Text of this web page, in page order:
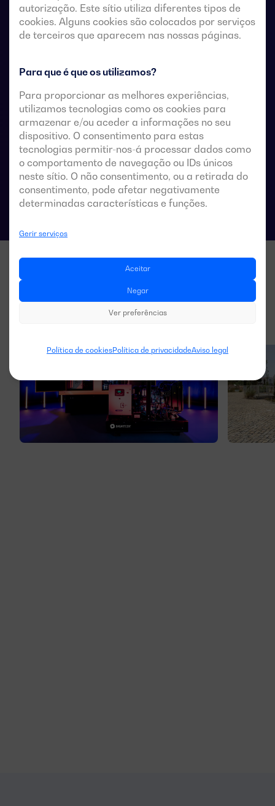
autorização. Este sítio utiliza diferentes tipos de
cookies. Alguns cookies são colocados por serviços
de terceiros que aparecem nas nossas páginas.
Para que é que os utilizamos?
Para proporcionar as melhores experiências,
utilizamos tecnologias como os cookies para
armazenar e/ou aceder a informações no seu
dispositivo. O consentimento para estas
tecnologias permitir-nos-á processar dados como
o comportamento de navegação ou IDs únicos
neste sítio. O não consentimento, ou a retirada do
consentimento, pode afetar negativamente
determinadas características e funções.
Gerir serviços
Aceitar
Negar
Ver preferências
Política de cookiesPolítica de privacidadeAviso legal
remotos sem tensão, a partir de um controlador
automático externo, utilizando uma lógica de impulsos
ou um interruptor.
Estes são concebidos para utilização em sistemas de
energia durante a transferência.
Especificações técnicas das comutações